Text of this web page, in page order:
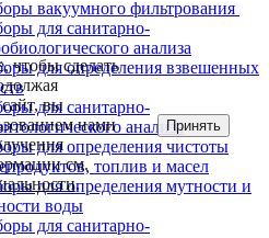
вакуумного фильтрования
для санитарно-
анализа
для определения взвешенных
для санитарно-
анализа
для определения чистоты
топлив и масел
для определения мутности и
воды
для санитарно-
чтобы сделать
вы
нами
см.
.
Принять